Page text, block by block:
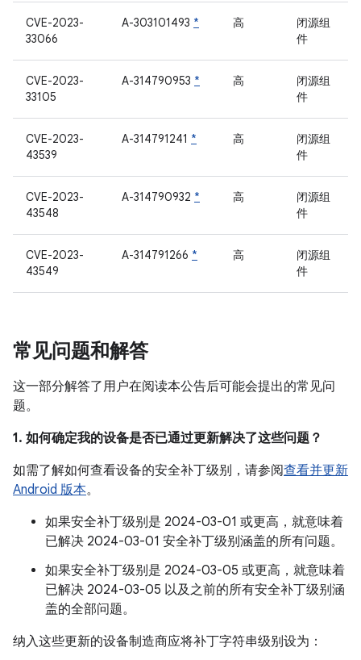
CVE-2023-
33066
A-303101493 * 高
闭源组
件
CVE-2023-
33105
A-314790953 * 高
闭源组
件
CVE-2023-
43539
A-314791241 * 高
闭源组
件
CVE-2023-
43548
A-314790932 * 高
闭源组
件
CVE-2023-
43549
A-314791266 * 高
闭源组
件
常见问题和解答
这一部分解答了用户在阅读本公告后可能会提出的常见问
题。
1. 如何确定我的设备是否已通过更新解决了这些问题？
如需了解如何查看设备的安全补丁级别，请参阅查看并更新
Android 版本。
如果安全补丁级别是 2024-03-01 或更高，就意味着
已解决 2024-03-01 安全补丁级别涵盖的所有问题。
如果安全补丁级别是 2024-03-05 或更高，就意味着
已解决 2024-03-05 以及之前的所有安全补丁级别涵
盖的全部问题。
纳入这些更新的设备制造商应将补丁字符串级别设为：